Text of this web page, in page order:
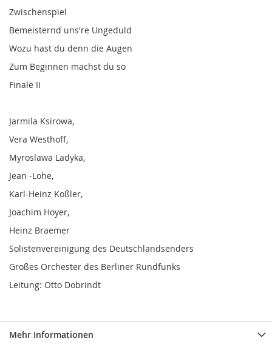
Zwischenspiel
Bemeisternd uns're Ungeduld
Wozu hast du denn die Augen
Zum Beginnen machst du so
Finale II
Jarmila Ksirowa,
Vera Westhoff,
Myroslawa Ladyka,
Jean -Lohe,
Karl-Heinz Koßler,
Joachim Hoyer,
Heinz Braemer
Solistenvereinigung des Deutschlandsenders
Großes Orchester des Berliner Rundfunks
Leitung: Otto Dobrindt
Mehr Informationen